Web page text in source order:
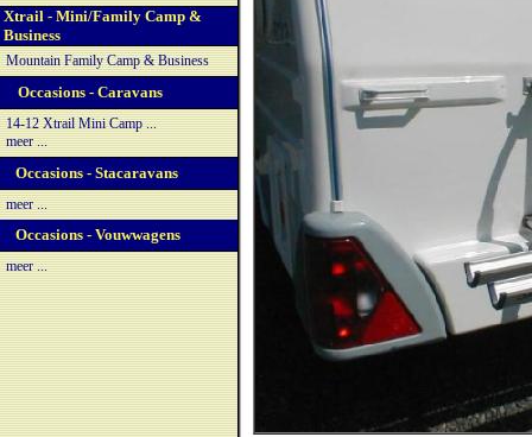
Xtrail - Mini/Family Camp &
Business
Mountain Family Camp & Business
Occasions - Caravans
14-12 Xtrail Mini Camp ...
meer ...
Occasions - Stacaravans
meer ...
Occasions - Vouwwagens
meer ...